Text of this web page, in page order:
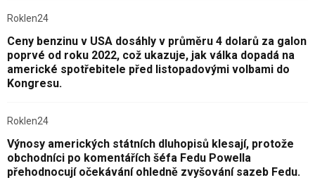
Roklen24
Ceny benzinu v USA dosáhly v průměru 4 dolarů za galon
poprvé od roku 2022, což ukazuje, jak válka dopadá na
americké spotřebitele před listopadovými volbami do
Kongresu.
Roklen24
Výnosy amerických státních dluhopisů klesají, protože
obchodníci po komentářích šéfa Fedu Powella
přehodnocují očekávání ohledně zvyšování sazeb Fedu.